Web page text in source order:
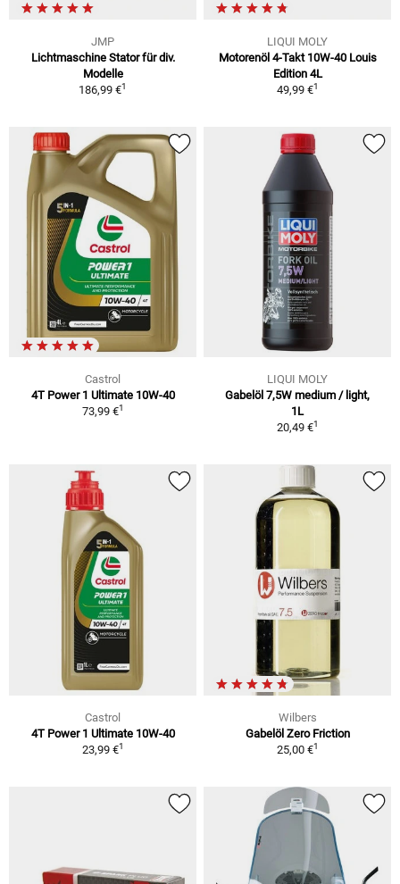
JMP
Lichtmaschine Stator für div.
Modelle
186,99 €1
LIQUI MOLY
Motorenöl 4-Takt 10W-40 Louis
Edition 4L
49,99 €1
Castrol
4T Power 1 Ultimate 10W-40
73,99 €1
LIQUI MOLY
Gabelöl 7,5W medium / light,
1L
20,49 €1
Castrol
4T Power 1 Ultimate 10W-40
23,99 €1
Wilbers
Gabelöl Zero Friction
25,00 €1